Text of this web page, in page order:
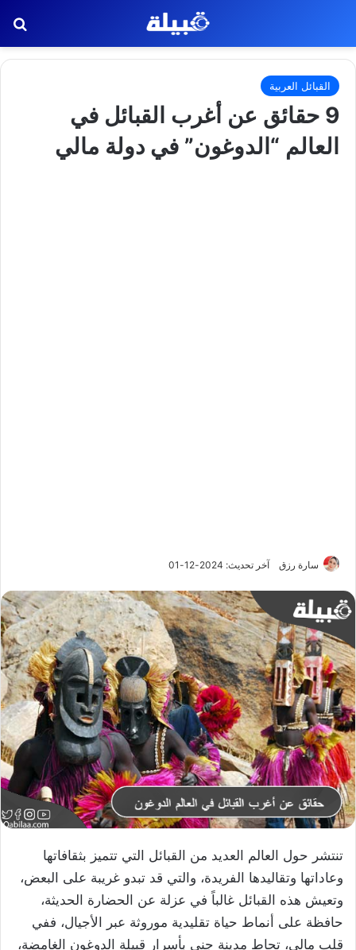
القبائل العربية
9 حقائق عن أغرب القبائل في
العالم “الدوغون” في دولة مالي
سارة رزق آخر تحديث: 2024-12-01
تنتشر حول العالم العديد من القبائل التي تتميز بثقافاتها
وعاداتها وتقاليدها الفريدة، والتي قد تبدو غريبة على البعض،
وتعيش هذه القبائل غالباً في عزلة عن الحضارة الحديثة،
حافظة على أنماط حياة تقليدية موروثة عبر الأجيال، ففي
قلب مالي، تحاط مدينة جني بأسرار قبيلة الدوغون الغامضة،